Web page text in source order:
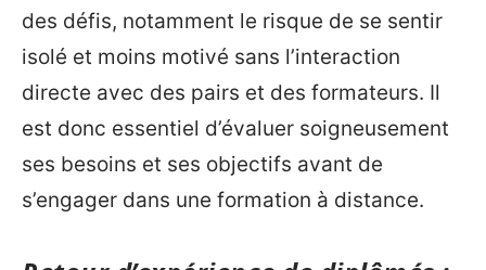
des défis, notamment le risque de se sentir
isolé et moins motivé sans l’interaction
directe avec des pairs et des formateurs. Il
est donc essentiel d’évaluer soigneusement
ses besoins et ses objectifs avant de
s’engager dans une formation à distance.